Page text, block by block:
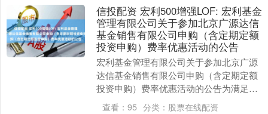
信投配资 宏利500增强LOF: 宏利基金
管理有限公司关于参加北京广源达信
基金销售有限公司申购（含定期定额
投资申购）费率优惠活动的公告
宏利基金管理有限公司关于参加北京广源
达信基金销售有限公司申购（含定期定额
投资申购）费率优惠活动的公告为满足广
大投资者的理财需求，经与北京广源达信
查看： 95 分类： 股票在线配资